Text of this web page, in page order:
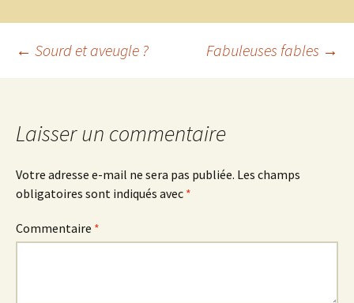
Navigation
articles
← Sourd et aveugle ? Fabuleuses fables →
Laisser un commentaire
Votre adresse e-mail ne sera pas publiée. Les champs
obligatoires sont indiqués avec *
Commentaire *